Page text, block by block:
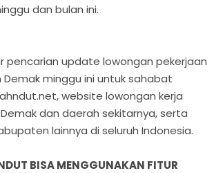
dan bulan ini.
pencarian update lowongan pekerjaan
minggu ini untuk sahabat
website lowongan kerja
dan daerah sekitarnya, serta
lainnya di seluruh Indonesia.
BISA MENGGUNAKAN FITUR